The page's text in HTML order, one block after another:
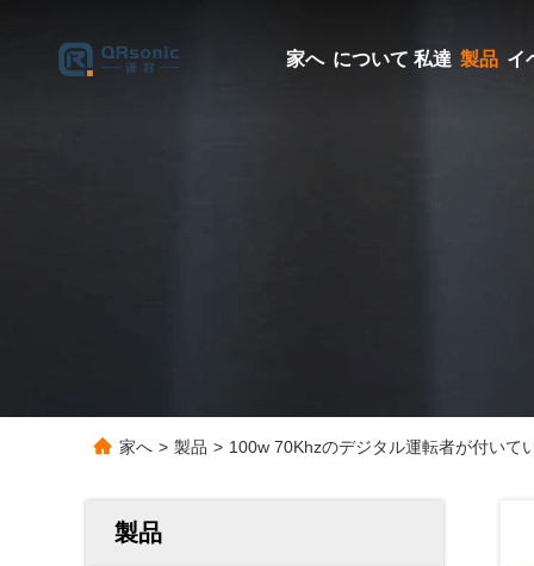
家へ について 私達 製品 イ
家へ > 製品 > 100w 70Khzのデジタル運転者が付いて
製品